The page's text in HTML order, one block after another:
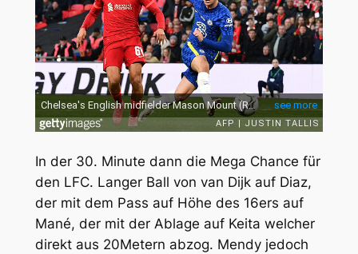
In der 30. Minute dann die Mega Chance für
den LFC. Langer Ball von van Dijk auf Diaz,
der mit dem Pass auf Höhe des 16ers auf
Mané, der mit der Ablage auf Keita welcher
direkt aus 20Metern abzog. Mendy jedoch